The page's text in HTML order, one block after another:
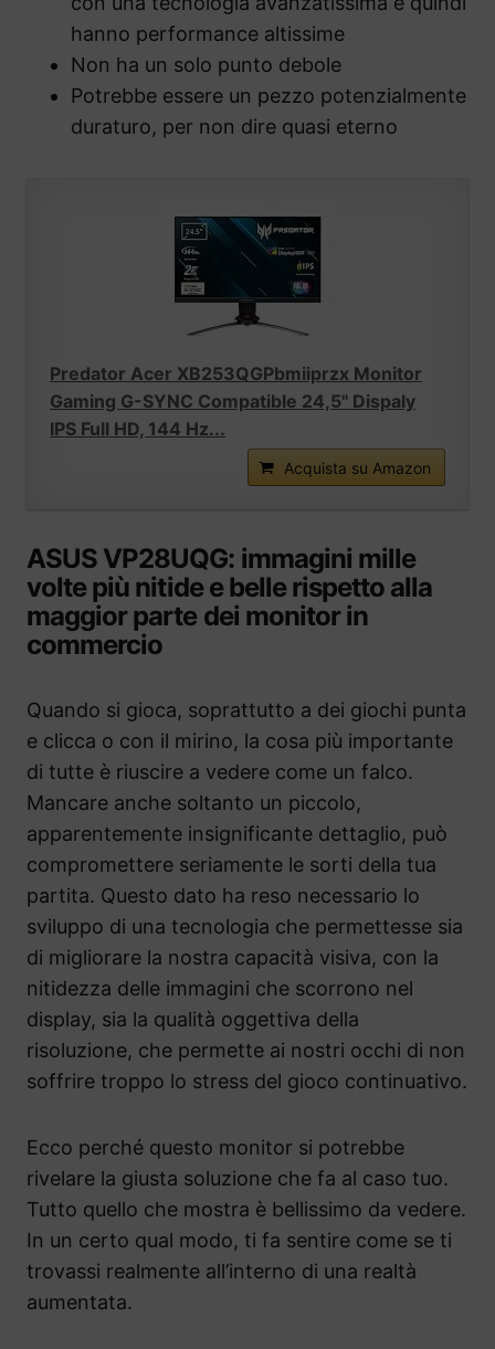
hanno performance altissime
Non ha un solo punto debole
Potrebbe essere un pezzo potenzialmente
duraturo, per non dire quasi eterno
Predator Acer XB253QGPbmiiprzx Monitor
Gaming G-SYNC Compatible 24,5" Dispaly
IPS Full HD, 144 Hz...
Acquista su Amazon
ASUS VP28UQG: immagini mille
volte più nitide e belle rispetto alla
maggior parte dei monitor in
commercio
Quando si gioca, soprattutto a dei giochi punta
e clicca o con il mirino, la cosa più importante
di tutte è riuscire a vedere come un falco.
Mancare anche soltanto un piccolo,
apparentemente insignificante dettaglio, può
compromettere seriamente le sorti della tua
partita. Questo dato ha reso necessario lo
sviluppo di una tecnologia che permettesse sia
di migliorare la nostra capacità visiva, con la
nitidezza delle immagini che scorrono nel
display, sia la qualità oggettiva della
risoluzione, che permette ai nostri occhi di non
soffrire troppo lo stress del gioco continuativo.
Ecco perché questo monitor si potrebbe
rivelare la giusta soluzione che fa al caso tuo.
Tutto quello che mostra è bellissimo da vedere.
In un certo qual modo, ti fa sentire come se ti
trovassi realmente all’interno di una realtà
aumentata.